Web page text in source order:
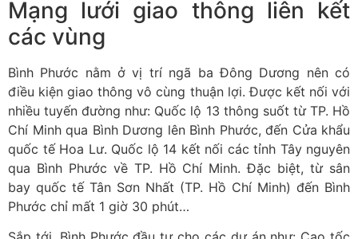
Mạng lưới giao thông liên kết
các vùng
Bình Phước nằm ở vị trí ngã ba Đông Dương nên có
điều kiện giao thông vô cùng thuận lợi. Được kết nối với
nhiều tuyến đường như: Quốc lộ 13 thông suốt từ TP. Hồ
Chí Minh qua Bình Dương lên Bình Phước, đến Cửa khẩu
quốc tế Hoa Lư. Quốc lộ 14 kết nối các tỉnh Tây nguyên
qua Bình Phước về TP. Hồ Chí Minh. Đặc biệt, từ sân
bay quốc tế Tân Sơn Nhất (TP. Hồ Chí Minh) đến Bình
Phước chỉ mất 1 giờ 30 phút…